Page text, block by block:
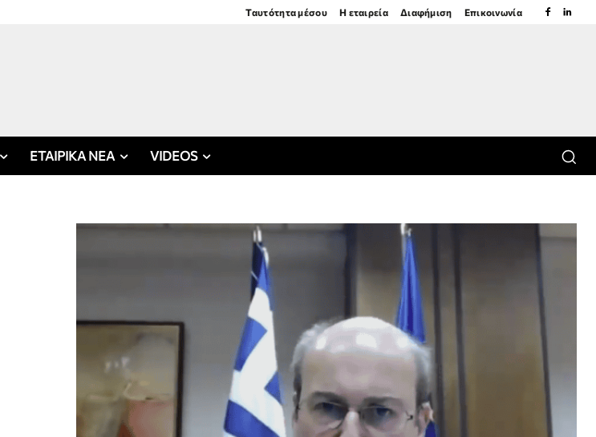
Ταυτότητα μέσου Η εταιρεία Διαφήμιση Επικοινωνία
ΕΤΑΙΡΙΚΑ ΝΕΑ VIDEOS